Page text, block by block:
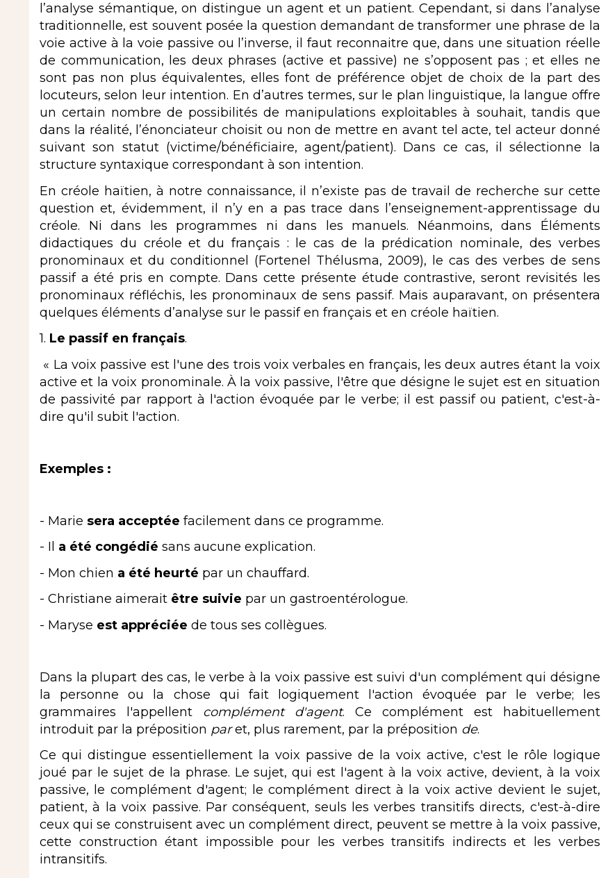
l’analyse sémantique, on distingue un agent et un patient. Cependant, si dans l’analyse
traditionnelle, est souvent posée la question demandant de transformer une phrase de la
voie active à la voie passive ou l’inverse, il faut reconnaitre que, dans une situation réelle
de communication, les deux phrases (active et passive) ne s’opposent pas ; et elles ne
sont pas non plus équivalentes, elles font de préférence objet de choix de la part des
locuteurs, selon leur intention. En d’autres termes, sur le plan linguistique, la langue offre
un certain nombre de possibilités de manipulations exploitables à souhait, tandis que
dans la réalité, l’énonciateur choisit ou non de mettre en avant tel acte, tel acteur donné
suivant son statut (victime/bénéficiaire, agent/patient). Dans ce cas, il sélectionne la
structure syntaxique correspondant à son intention.
En créole haïtien, à notre connaissance, il n’existe pas de travail de recherche sur cette
question et, évidemment, il n’y en a pas trace dans l’enseignement-apprentissage du
créole. Ni dans les programmes ni dans les manuels. Néanmoins, dans Éléments
didactiques du créole et du français : le cas de la prédication nominale, des verbes
pronominaux et du conditionnel (Fortenel Thélusma, 2009), le cas des verbes de sens
passif a été pris en compte. Dans cette présente étude contrastive, seront revisités les
pronominaux réfléchis, les pronominaux de sens passif. Mais auparavant, on présentera
quelques éléments d’analyse sur le passif en français et en créole haïtien.
1. Le passif en français.
« La voix passive est l'une des trois voix verbales en français, les deux autres étant la voix
active et la voix pronominale. À la voix passive, l'être que désigne le sujet est en situation
de passivité par rapport à l'action évoquée par le verbe; il est passif ou patient, c'est-à-
dire qu'il subit l'action.
Exemples :
- Marie sera acceptée facilement dans ce programme.
- Il a été congédié sans aucune explication.
- Mon chien a été heurté par un chauffard.
- Christiane aimerait être suivie par un gastroentérologue.
- Maryse est appréciée de tous ses collègues.
Dans la plupart des cas, le verbe à la voix passive est suivi d'un complément qui désigne
la personne ou la chose qui fait logiquement l'action évoquée par le verbe; les
grammaires l'appellent complément d'agent. Ce complément est habituellement
introduit par la préposition paret, plus rarement, par la préposition de.
Ce qui distingue essentiellement la voix passive de la voix active, c'est le rôle logique
joué par le sujet de la phrase. Le sujet, qui est l'agent à la voix active, devient, à la voix
passive, le complément d'agent; le complément direct à la voix active devient le sujet,
patient, à la voix passive. Par conséquent, seuls les verbes transitifs directs, c'est-à-dire
ceux qui se construisent avec un complément direct, peuvent se mettre à la voix passive,
cette construction étant impossible pour les verbes transitifs indirects et les verbes
intransitifs.